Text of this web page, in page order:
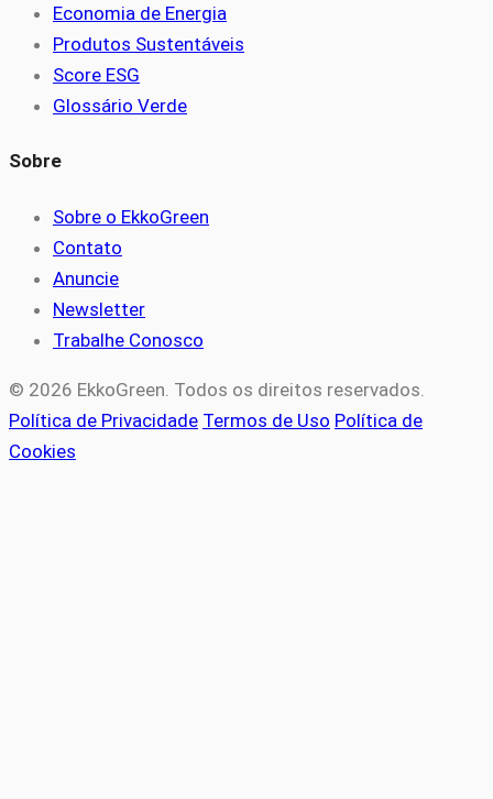
Economia de Energia
Produtos Sustentáveis
Score ESG
Glossário Verde
Sobre
Sobre o EkkoGreen
Contato
Anuncie
Newsletter
Trabalhe Conosco
© 2026 EkkoGreen. Todos os direitos reservados.
Política de Privacidade Termos de Uso Política de
Cookies